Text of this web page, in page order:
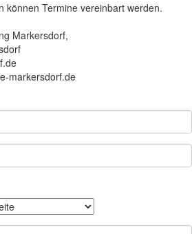
können Termine vereinbart werden.
Markersdorf,
markersdorf.de